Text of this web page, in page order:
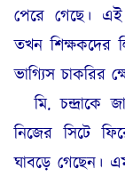
পেরে গেছে।
তখন শিক্ষকদের
ভাগ্যিস চাকরির
মি. চন্দ্রাকে
নিজের সিটে
ঘাবড়ে গেছেন।